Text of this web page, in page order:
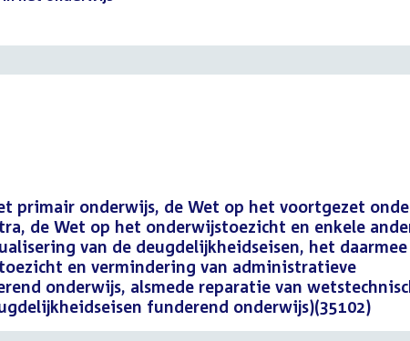
primair onderwijs, de Wet op het voortgezet
de Wet op het onderwijstoezicht en enkele
van de deugdelijkheidseisen, het daarmee
en vermindering van administratieve
onderwijs, alsmede reparatie van
funderend onderwijs)(35102)